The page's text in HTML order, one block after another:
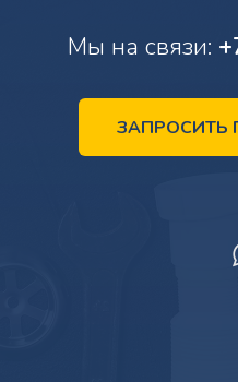
Мы на связи:
ЗАПРОСИТЬ